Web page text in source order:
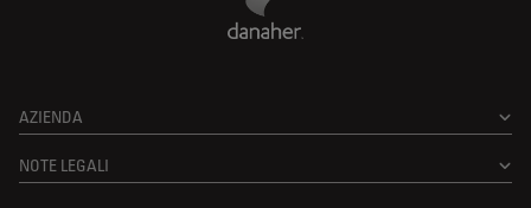
AZIENDA
NOTE LEGALI